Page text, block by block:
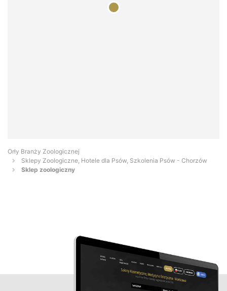
Orły Branży Zoologicznej
Sklepy Zoologiczne, Hotele dla Psów, Szkolenia Psów - Chorzów
Sklep zoologiczny